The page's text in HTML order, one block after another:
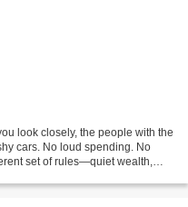
look closely, the people with the
cars. No loud spending. No
set of rules—quiet wealth,